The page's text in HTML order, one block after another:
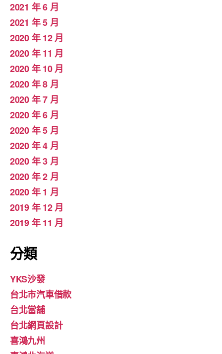
2021 年 6 月
2021 年 5 月
2020 年 12 月
2020 年 11 月
2020 年 10 月
2020 年 8 月
2020 年 7 月
2020 年 6 月
2020 年 5 月
2020 年 4 月
2020 年 3 月
2020 年 2 月
2020 年 1 月
2019 年 12 月
2019 年 11 月
分類
YKS沙發
台北市汽車借款
台北當舖
台北網頁設計
喜鴻九州